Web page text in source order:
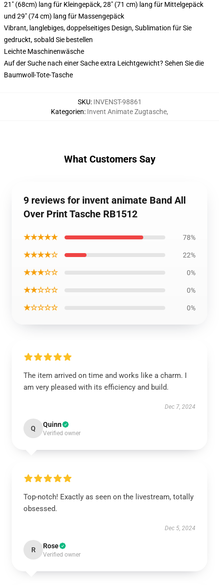
21" (68cm) lang für Kleingepäck, 28" (71 cm) lang für Mittelgepäck
und 29" (74 cm) lang für Massengepäck
Vibrant, langlebiges, doppelseitiges Design, Sublimation für Sie
gedruckt, sobald Sie bestellen
Leichte Maschinenwäsche
Auf der Suche nach einer Sache extra Leichtgewicht? Sehen Sie die
Baumwoll-Tote-Tasche
SKU: INVENST-98861
Kategorien: Invent Animate Zugtasche,
What Customers Say
9 reviews for invent animate Band All
Over Print Tasche RB1512
★★★★★ 78%
★★★★☆ 22%
★★★☆☆ 0%
★★☆☆☆ 0%
★☆☆☆☆ 0%
The item arrived on time and works like a charm. I
am very pleased with its efficiency and build.
Dec 7, 2024
Q Quinn
Verified owner
Top-notch! Exactly as seen on the livestream, totally
obsessed.
Dec 5, 2024
R Rose
Verified owner